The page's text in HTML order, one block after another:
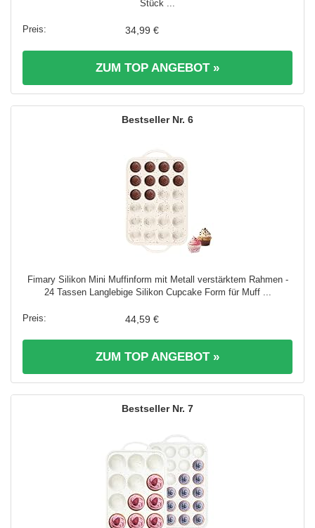
Stück ...
34,99 €
ZUM TOP ANGEBOT »
6
Fimary Silikon Mini Muffinform mit Metall verstärktem Rahmen -
24 Tassen Langlebige Silikon Cupcake Form für Muff ...
44,59 €
ZUM TOP ANGEBOT »
7